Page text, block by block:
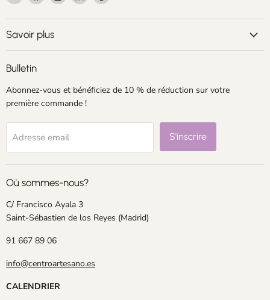
Centroartesano
nous
sur
Facebook
nous
sur
nous
sur
sur
Savoir plus
Bulletin
Abonnez-vous et bénéficiez de 10 % de réduction sur votre
première commande !
Adresse email S'inscrire
Où sommes-nous?
C/ Francisco Ayala 3
Saint-Sébastien de los Reyes (Madrid)
91 667 89 06
info@centroartesano.es
CALENDRIER